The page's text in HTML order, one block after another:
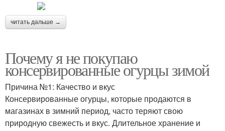
читать дальше →
Почему я не покупаю
консервированные огурцы зимой
Причина №1: Качество и вкус
Консервированные огурцы, которые продаются в
магазинах в зимний период, часто теряют свою
природную свежесть и вкус. Длительное хранение и